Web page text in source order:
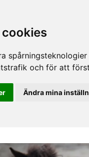
och för att
Ändra mina